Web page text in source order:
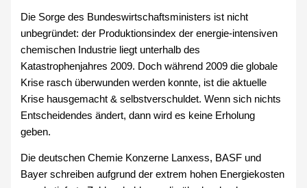
Die Sorge des Bundeswirtschaftsministers ist nicht
unbegründet: der Produktionsindex der energie-intensiven
chemischen Industrie liegt unterhalb des
Katastrophenjahres 2009. Doch während 2009 die globale
Krise rasch überwunden werden konnte, ist die aktuelle
Krise hausgemacht & selbstverschuldet. Wenn sich nichts
Entscheidendes ändert, dann wird es keine Erholung
geben.
Die deutschen Chemie Konzerne Lanxess, BASF und
Bayer schreiben aufgrund der extrem hohen Energiekosten